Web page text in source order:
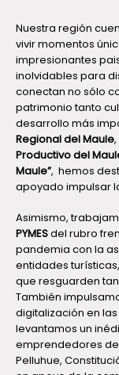
Nuestra región
vivir momentos
impresionantes
inolvidables para
conectan no sólo
patrimonio tanto
desarrollo más
Regional del Maule
Productivo del
Maule”, hemos
apoyado impulsar
Asimismo,
PYMESdel rubro
pandemia con la
entidades
que resguarden
También
digitalización en
levantamos un
emprendedores
Pelluhue,